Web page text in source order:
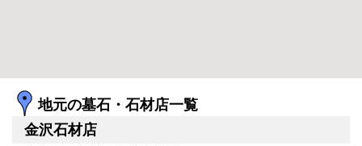
地元の墓石・石材店一覧
金沢石材店